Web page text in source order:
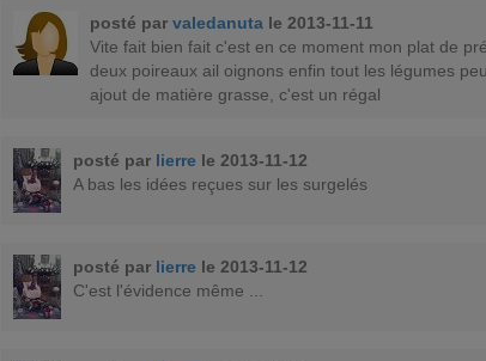
posté par valedanuta le 2013-11-11
Vite fait bien fait c'est en ce moment mon plat de
deux poireaux ail oignons enfin tout les légumes
ajout de matière grasse, c'est un régal
posté par lierre le 2013-11-12
A bas les idées reçues sur les surgelés
posté par lierre le 2013-11-12
C'est l'évidence même ...